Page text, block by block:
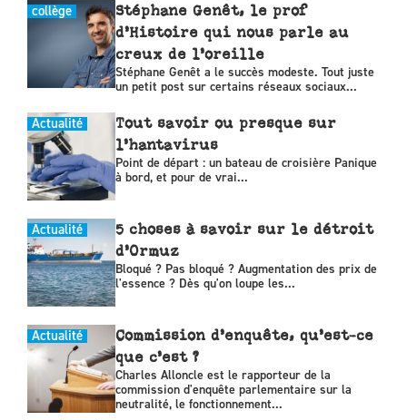
collège
Stéphane Genêt, le prof
d’Histoire qui nous parle au
creux de l’oreille
Stéphane Genêt a le succès modeste. Tout juste
un petit post sur certains réseaux sociaux...
Actualité
Tout savoir ou presque sur
l’hantavirus
Point de départ : un bateau de croisière Panique
à bord, et pour de vrai...
Actualité
5 choses à savoir sur le détroit
d’Ormuz
Bloqué ? Pas bloqué ? Augmentation des prix de
l'essence ? Dès qu'on loupe les...
Actualité
Commission d’enquête, qu’est-ce
que c’est ?
Charles Alloncle est le rapporteur de la
commission d'enquête parlementaire sur la
neutralité, le fonctionnement...